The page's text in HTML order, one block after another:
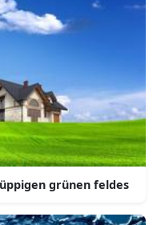
grünen feldes